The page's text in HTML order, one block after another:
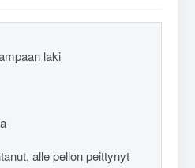
laki
alle pellon peittynyt